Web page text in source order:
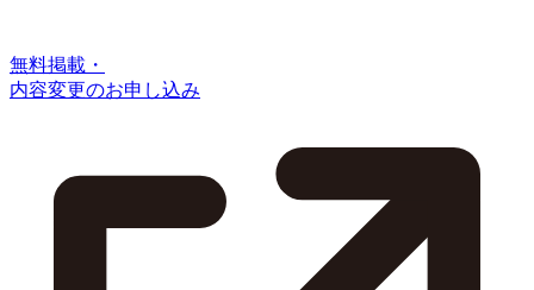
無料掲載・
内容変更のお申し込み